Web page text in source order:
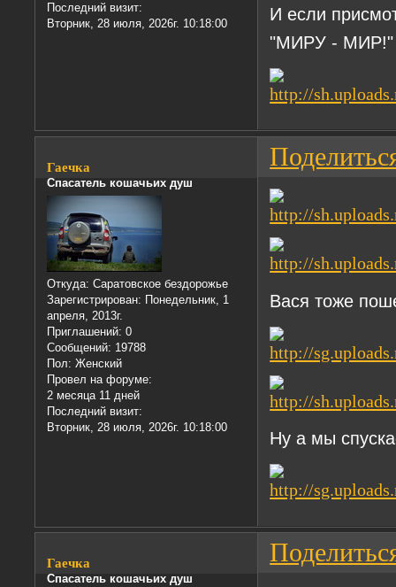
Последний визит:
Вторник, 28 июля, 2026г. 10:18:00
И если
"МИРУ - МИР!"
Гаечка
Спасатель кошачьих душ
Откуда: Саратовское бездорожье
Зарегистрирован: Понедельник, 1
апреля, 2013г.
Приглашений: 0
Сообщений: 19788
Пол: Женский
Провел на форуме:
2 месяца 11 дней
Последний визит:
Вторник, 28 июля, 2026г. 10:18:00
Вася тоже
Ну а мы
Гаечка
Спасатель кошачьих душ